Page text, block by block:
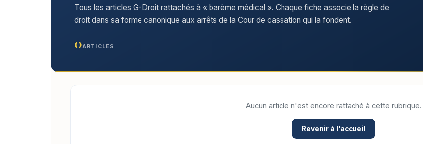
Tous les articles G-Droit rattachés à « barème médical ». Chaque fiche associe la règle de
droit dans sa forme canonique aux arrêts de la Cour de cassation qui la fondent.
0ARTICLES
Aucun article n'est encore rattaché à cette rubrique.
Revenir à l'accueil